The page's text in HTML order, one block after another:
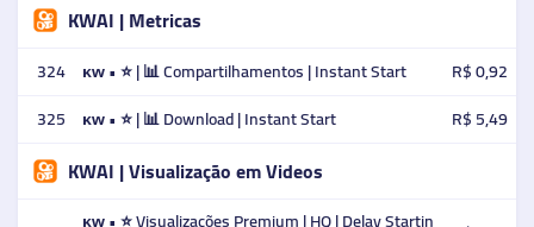
KWAI | Metricas
324 ᴋᴡ • ⭐ | 📊 Compartilhamentos | Instant Start
R$ 0,92
325
ᴋᴡ • ⭐ | 📊 Download | Instant Start R$ 5,49
KWAI | Visualização em Videos